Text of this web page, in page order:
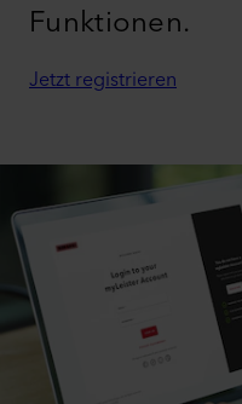
Funktionen.
Jetzt registrieren